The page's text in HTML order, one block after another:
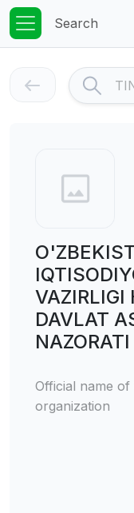
Search
VAZIRLIGI
DAVLAT
Official name of
organization